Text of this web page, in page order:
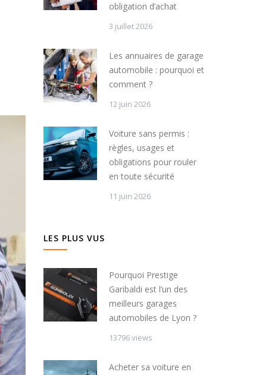
obligation d’achat
3 juillet 2026
Les annuaires de garage
automobile : pourquoi et
comment ?
12 juin 2026
Voiture sans permis :
règles, usages et
obligations pour rouler
en toute sécurité
11 juin 2026
LES PLUS VUS
Pourquoi Prestige
Garibaldi est l’un des
meilleurs garages
automobiles de Lyon ?
13796 views
Acheter sa voiture en